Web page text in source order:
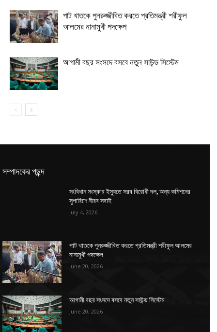
পাট খাতকে পুনরুজ্জীবিত করতে প্রতিমন্ত্রী শরীফুল
আলমের নানামুখী পদক্ষেপ
আগামী বছর সংসদে বসবে নতুন সাউন্ড সিস্টেম
সম্পাদকের পছন্দ
সংবিধান সংস্কার ইস্যুতে সরব বিরোধী দল, অন্য কমিশনের
সুপারিশে নীরব সবাই
July 4, 2026
পাট খাতকে পুনরুজ্জীবিত করতে প্রতিমন্ত্রী শরীফুল আলমের
নানামুখী পদক্ষেপ
June 20, 2026
আগামী বছর সংসদে বসবে নতুন সাউন্ড সিস্টেম
June 20, 2026